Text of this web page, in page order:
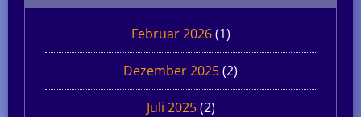
Februar 2026(1)
Dezember 2025(2)
Juli 2025(2)